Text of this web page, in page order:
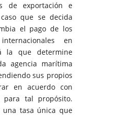
de exportación e
que se decida
el pago de los
en
la que determine
agencia marítima
sus propios
en acuerdo con
para tal propósito.
una tasa única que